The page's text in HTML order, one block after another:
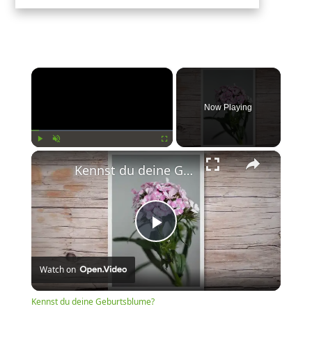
×
Fullscreen
Now Playing
×
Play
Video
Kennst du deine Geburtsblume?
Watch on
Kennst du deine Geburtsblume?